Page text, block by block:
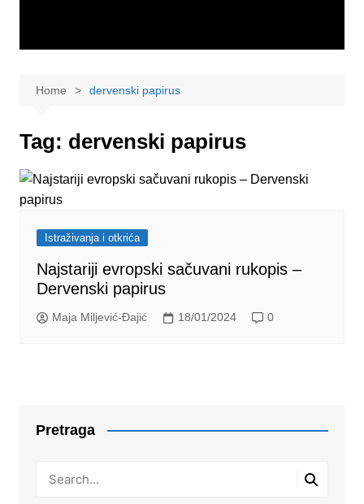
Home dervenski papirus
Tag: dervenski papirus
Istraživanja i otkrića
Najstariji evropski sačuvani rukopis –
Dervenski papirus
Maja Miljević-Đajić 18/01/2024 0
Pretraga